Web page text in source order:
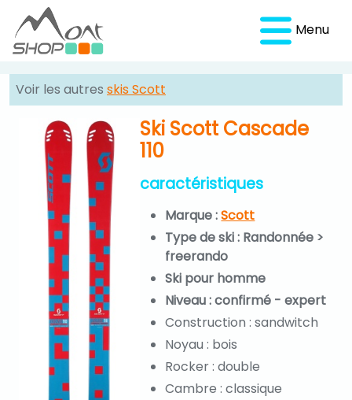
Menu
Voir les autres skis Scott
Ski Scott Cascade
110
caractéristiques
Marque :Scott
Type de ski : Randonnée >
freerando
Ski pour homme
Niveau : confirmé - expert
Construction : sandwitch
Noyau : bois
Rocker : double
Cambre : classique